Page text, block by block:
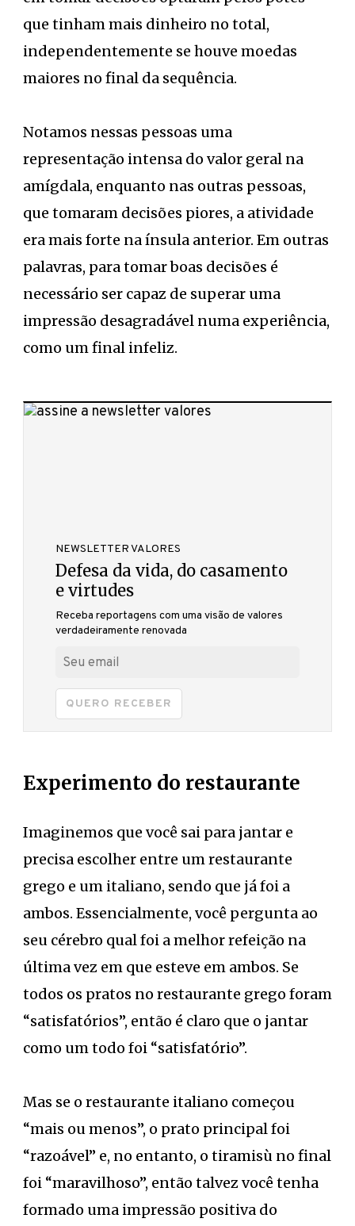
que tinham mais dinheiro no total,
independentemente se houve moedas
maiores no final da sequência.
Notamos nessas pessoas uma
representação intensa do valor geral na
amígdala, enquanto nas outras pessoas,
que tomaram decisões piores, a atividade
era mais forte na ínsula anterior. Em outras
palavras, para tomar boas decisões é
necessário ser capaz de superar uma
impressão desagradável numa experiência,
como um final infeliz.
NEWSLETTER VALORES
Defesa da vida, do casamento
e virtudes
Receba reportagens com uma visão de valores
verdadeiramente renovada
QUERO RECEBER
Experimento do restaurante
Imaginemos que você sai para jantar e
precisa escolher entre um restaurante
grego e um italiano, sendo que já foi a
ambos. Essencialmente, você pergunta ao
seu cérebro qual foi a melhor refeição na
última vez em que esteve em ambos. Se
todos os pratos no restaurante grego foram
“satisfatórios”, então é claro que o jantar
como um todo foi “satisfatório”.
Mas se o restaurante italiano começou
“mais ou menos”, o prato principal foi
“razoável” e, no entanto, o tiramisù no final
foi “maravilhoso”, então talvez você tenha
formado uma impressão positiva do